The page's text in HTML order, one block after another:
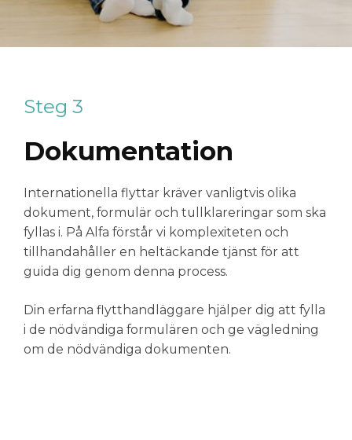
Steg 3
Dokumentation
Internationella flyttar kräver vanligtvis olika
dokument, formulär och tullklareringar som ska
fyllas i. På Alfa förstår vi komplexiteten och
tillhandahåller en heltäckande tjänst för att
guida dig genom denna process.
Din erfarna flytthandläggare hjälper dig att fylla
i de nödvändiga formulären och ge vägledning
om de nödvändiga dokumenten.